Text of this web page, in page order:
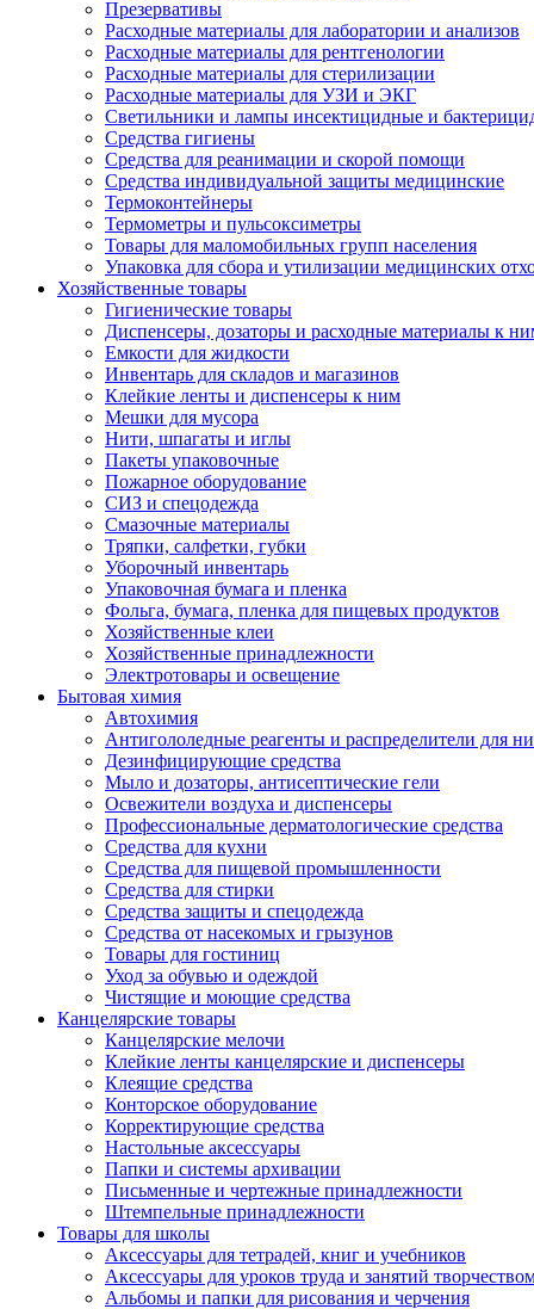
Презервативы
Расходные материалы для лаборатории и анализов
Расходные материалы для рентгенологии
Расходные материалы для стерилизации
Расходные материалы для УЗИ и ЭКГ
Светильники и лампы инсектицидные и
Средства гигиены
Средства для реанимации и скорой помощи
Средства индивидуальной защиты медицинские
Термоконтейнеры
Термометры и пульсоксиметры
Товары для маломобильных групп населения
Упаковка для сбора и утилизации медицинских
Хозяйственные товары
Гигиенические товары
Диспенсеры, дозаторы и расходные материалы к
Емкости для жидкости
Инвентарь для складов и магазинов
Клейкие ленты и диспенсеры к ним
Мешки для мусора
Нити, шпагаты и иглы
Пакеты упаковочные
Пожарное оборудование
СИЗ и спецодежда
Смазочные материалы
Тряпки, салфетки, губки
Уборочный инвентарь
Упаковочная бумага и пленка
Фольга, бумага, пленка для пищевых продуктов
Хозяйственные клеи
Хозяйственные принадлежности
Электротовары и освещение
Бытовая химия
Автохимия
Антигололедные реагенты и распределители для
Дезинфицирующие средства
Мыло и дозаторы, антисептические гели
Освежители воздуха и диспенсеры
Профессиональные дерматологические средства
Средства для кухни
Средства для пищевой промышленности
Средства для стирки
Средства защиты и спецодежда
Средства от насекомых и грызунов
Товары для гостиниц
Уход за обувью и одеждой
Чистящие и моющие средства
Канцелярские товары
Канцелярские мелочи
Клейкие ленты канцелярские и диспенсеры
Клеящие средства
Конторское оборудование
Корректирующие средства
Настольные аксессуары
Папки и системы архивации
Письменные и чертежные принадлежности
Штемпельные принадлежности
Товары для школы
Аксессуары для тетрадей, книг и учебников
Аксессуары для уроков труда и занятий
Альбомы и папки для рисования и черчения